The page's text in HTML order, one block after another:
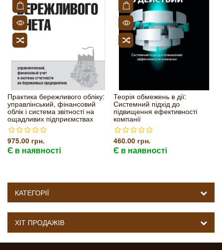
Практика бережливого обліку:
управлінський, фінансовий
облік і система звітності на
ощадливих підприємствах
975.00 грн.
Є в наявності
Теорія обмежень в дії:
Системний підхід до
підвищення ефективності
компанії
460.00 грн.
Є в наявності
КАТЕГОРІЇ
ХІТ ПРОДАЖІВ